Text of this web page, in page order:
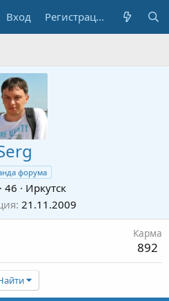
Вход Регистрация
форума
· 46 · Иркутск
21.11.2009
Карма
892